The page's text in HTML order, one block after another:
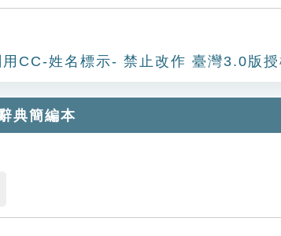
用CC-姓名標示- 禁止改作 臺灣3.0版授
典簡編本